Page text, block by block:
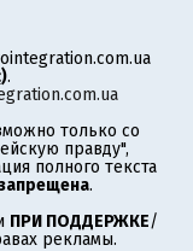
).
только со
правду",
полного текста
.
ПРИ ПОДДЕРЖКЕ/
рекламы.